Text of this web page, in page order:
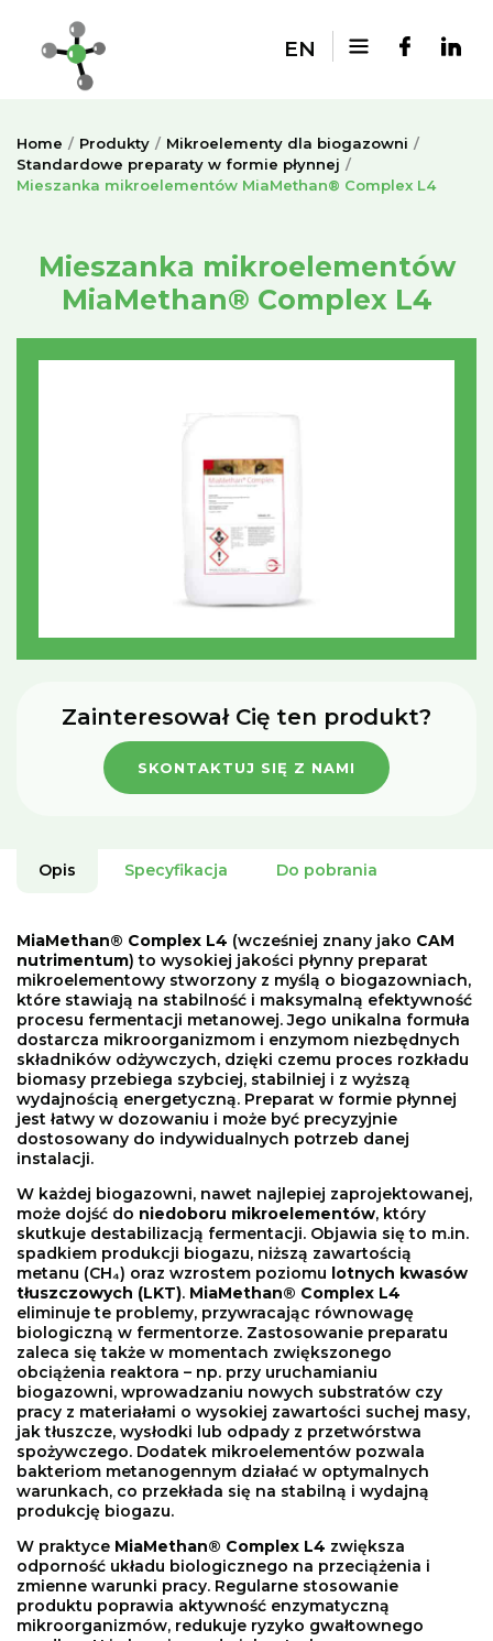
EN
Home Produkty
Mikroelementy dla biogazowni
Standardowe preparaty w formie płynnej
Mieszanka mikroelementów MiaMethan® Complex L4
Mieszanka mikroelementów
MiaMethan® Complex L4
Zainteresował Cię ten produkt?
SKONTAKTUJ SIĘ Z NAMI
Opis Specyfikacja Do pobrania
MiaMethan® Complex L4 (wcześniej znany jako CAM
nutrimentum) to wysokiej jakości płynny preparat
mikroelementowy stworzony z myślą o biogazowniach,
które stawiają na stabilność i maksymalną efektywność
procesu fermentacji metanowej. Jego unikalna formuła
dostarcza mikroorganizmom i enzymom niezbędnych
składników odżywczych, dzięki czemu proces rozkładu
biomasy przebiega szybciej, stabilniej i z wyższą
wydajnością energetyczną. Preparat w formie płynnej
jest łatwy w dozowaniu i może być precyzyjnie
dostosowany do indywidualnych potrzeb danej
instalacji.
W każdej biogazowni, nawet najlepiej zaprojektowanej,
może dojść do niedoboru mikroelementów, który
skutkuje destabilizacją fermentacji. Objawia się to m.in.
spadkiem produkcji biogazu, niższą zawartością
metanu (CH₄) oraz wzrostem poziomu lotnych kwasów
tłuszczowych (LKT). MiaMethan® Complex L4
eliminuje te problemy, przywracając równowagę
biologiczną w fermentorze. Zastosowanie preparatu
zaleca się także w momentach zwiększonego
obciążenia reaktora – np. przy uruchamianiu
biogazowni, wprowadzaniu nowych substratów czy
pracy z materiałami o wysokiej zawartości suchej masy,
jak tłuszcze, wysłodki lub odpady z przetwórstwa
spożywczego. Dodatek mikroelementów pozwala
bakteriom metanogennym działać w optymalnych
warunkach, co przekłada się na stabilną i wydajną
produkcję biogazu.
W praktyce MiaMethan® Complex L4 zwiększa
odporność układu biologicznego na przeciążenia i
zmienne warunki pracy. Regularne stosowanie
produktu poprawia aktywność enzymatyczną
mikroorganizmów, redukuje ryzyko gwałtownego